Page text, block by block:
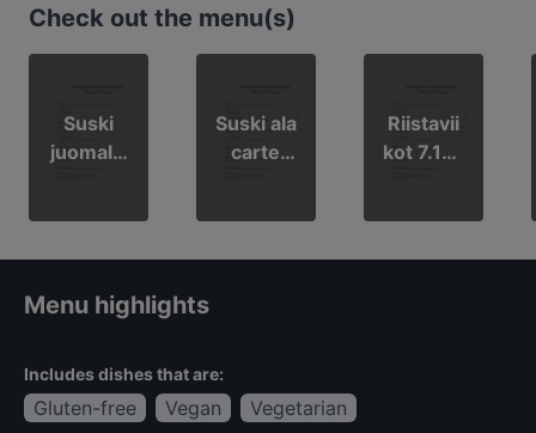
Check out the menu(s)
Suski
juomalis
Suski ala
carte
Riistavii
kot 7.10-
Menu highlights
Includes dishes that are:
Gluten-free Vegan Vegetarian